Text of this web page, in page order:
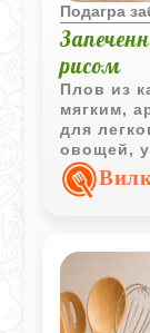
Подагра
рисом
Плов из
мягким,
для
овощей,
сочным, а